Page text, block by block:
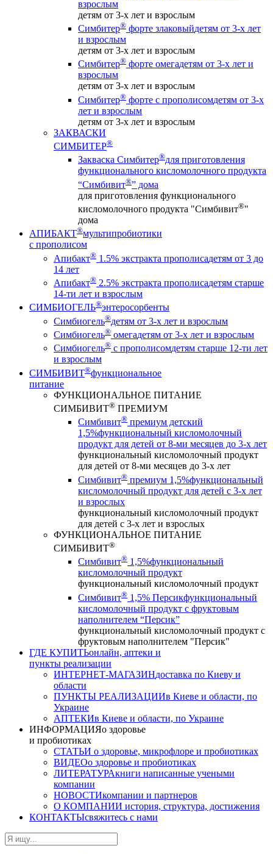
взрослым
детям от 3-х лет и взрослым
Симбитер® форте злаковыйдетям от 3-х лет
и взрослым
детям от 3-х лет и взрослым
Симбитер® форте омегадетям от 3-х лет и
взрослым
детям от 3-х лет и взрослым
Симбитер® форте с прополисомдетям от 3-х
лет и взрослым
детям от 3-х лет и взрослым
ЗАКВАСКИ
СИМБИТЕР®
Закваска Симбитер®для приготовления
функционального кисломолочного продукта
“Симбивит®” дома
для приготовления функционального
кисломолочного продукта "Симбивит®"
дома
АПИБАКТ®мультипробиотики
с прополисом
Апибакт® 1.5% экстракта прополисадетям от 3 до
14 лет
Апибакт® 2.5% экстракта прополисадетям старше
14-ти лет и взрослым
СИМБИОГЕЛЬ®энтеросорбенты
Симбиогель®детям от 3-х лет и взрослым
Симбиогель® омегадетям от 3-х лет и взрослым
Симбиогель® c прополисомдетям старше 12-ти лет
и взрослым
СИМБИВИТ®функциональное
питание
ФУНКЦИОНАЛЬНОЕ ПИТАНИЕ
СИМБИВИТ® ПРЕМИУМ
Симбивит® премиум детский
1,5%функциональный кисломолочный
продукт для детей от 8-ми месяцев до 3-х лет
функциональный кисломолочный продукт
для детей от 8-ми месяцев до 3-х лет
Симбивит® премиум 1,5%функциональный
кисломолочный продукт для детей с 3-х лет
и взрослых
функциональный кисломолочный продукт
для детей с 3-х лет и взрослых
ФУНКЦИОНАЛЬНОЕ ПИТАНИЕ
СИМБИВИТ®
Симбивит® 1,5%функциональный
кисломолочный продукт
функциональный кисломолочный продукт
Симбивит® 1,5% Персикфункциональный
кисломолочный продукт с фруктовым
наполнителем “Персик”
функциональный кисломолочный продукт с
фруктовым наполнителем "Персик"
ГДЕ КУПИТЬонлайн, аптеки и
пункты реализации
ИНТЕРНЕТ-МАГАЗИНдоставка по Киеву и
области
ПУНКТЫ РЕАЛИЗАЦИИв Киеве и области, по
Украине
АПТЕКИв Киеве и области, по Украине
ИНФОРМАЦИЯо здоровье
и пробиотиках
СТАТЬИ о здоровье, микрофлоре и пробиотиках
ВИДЕОо здоровье и пробиотиках
ЛИТЕРАТУРАкниги написанные учеными
компании
НОВОСТИкомпании и партнеров
О КОМПАНИИ история, структура, достижения
КОНТАКТЫсвяжитесь с нами